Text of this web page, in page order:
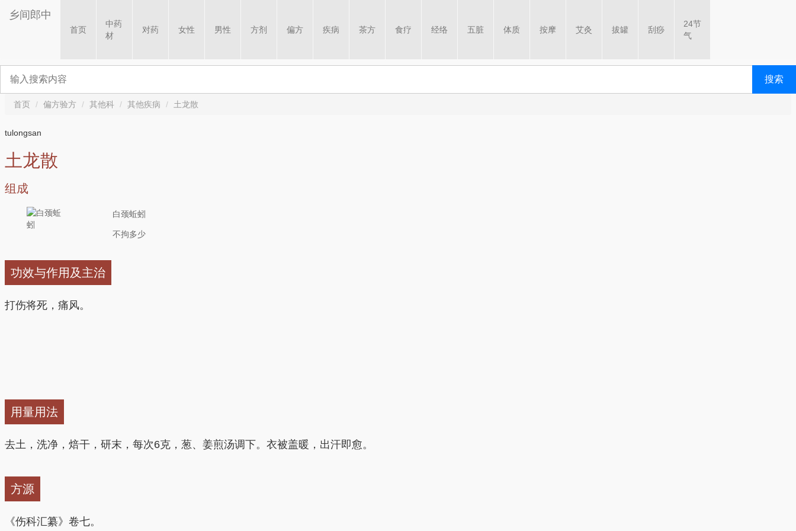
乡间郎中
首页
中药
材
对药 女性 男性 方剂 偏方 疾病 茶方 食疗 经络 五脏 体质 按摩 艾灸 拔罐 刮痧
24节
气
搜索
首页 偏方验方 其他科 其他疾病 土龙散
tulongsan
土龙散
组成
白颈蚯蚓
不拘多少
功效与作用及主治
打伤将死，痛风。
用量用法
去土，洗净，焙干，研末，每次6克，葱、姜煎汤调下。衣被盖暖，出汗即愈。
方源
《伤科汇纂》卷七。